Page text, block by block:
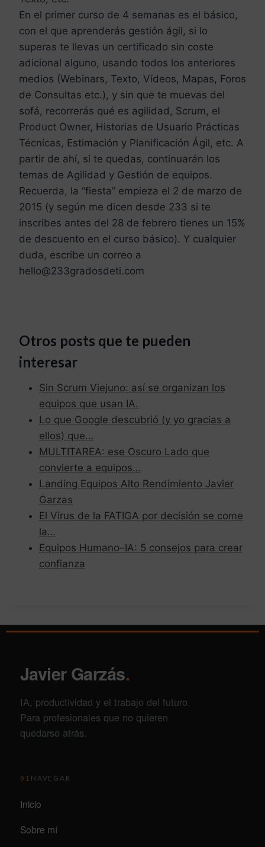
En el primer curso de 4 semanas es el básico,
con el que aprenderás gestión ágil, si lo
superas te llevas un certificado sin coste
adicional alguno, usando todos los anteriores
medios (Webinars, Texto, Vídeos, Mapas, Foros
de Consultas etc.), y sin que te muevas del
sofá, recorrerás qué es agilidad, Scrum, el
Product Owner, Historias de Usuario Prácticas
Técnicas, Estimación y Planificación Ágil, etc. A
partir de ahí, si te quedas, continuarán los
temas de Agilidad y Gestión de equipos.
Recuerda, la “fiesta” empieza el 2 de marzo de
2015 (y según me dicen desde 233 si te
inscribes antes del 28 de febrero tienes un 15%
de descuento en el curso básico). Y cualquier
duda, escribe un correo a
hello@233gradosdeti.com
Otros posts que te pueden
interesar
Sin Scrum Viejuno: así se organizan los
equipos que usan IA.
Lo que Google descubrió (y yo gracias a
ellos) que…
MULTITAREA: ese Oscuro Lado que
convierte a equipos…
Landing Equipos Alto Rendimiento Javier
Garzas
El Virus de la FATIGA por decisión se come
la…
Equipos Humano–IA: 5 consejos para crear
confianza
Javier Garzás.
IA, productividad y el trabajo del futuro.
Para profesionales que no quieren
quedarse atrás.
01 NAVEGAR
Inicio
Sobre mí